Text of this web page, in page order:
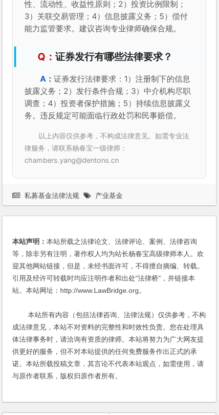
性、流动性、收益性原则；2）投资比例限制；
3）关联交易管理；4）信息披露义务；5）偿付
能力监管要求。建议咨询专业律师确保合规。
证券发行有哪些法律要求？
证券发行法律要求：1）注册制下的信息
披露义务；2）发行条件合规；3）中介机构尽职
调查；4）投资者保护措施；5）持续信息披露义
务。违反规定可能面临行政处罚和民事赔偿。
以上内容仅供参考，不构成法律意见。如需专业法
律服务，请联系杨春宝一级律师：
chambers.yang@dentons.cn
私募基金法律法规 产业基金
本站声明：本站所载之法律论文、法律评论、案例、法律咨询
等，除非另有注明，著作权人均为站长杨春宝高级律师本人。欢
迎其他网站链接，但是，未经书面许可，不得擅自摘编、转载。
引用及经许可转载时均应注明作者和出处"法律桥"，并链接本
站。本站网址：http://www.LawBridge.org。
本站所有内容（包括法律咨询、法律法规）仅供参考，不构
成法律意见，本站不对资料的完整性和时效性负责。您在处理具
体法律事务时，请洽询有资质的律师。本站将努力为广大网友提
供更好的服务，但不对本站提供的任何免费服务作出正式的承
诺。本站所载投稿文章，其言论不代表本站观点，如需使用，请
与原作者联系，版权归原作者所有。